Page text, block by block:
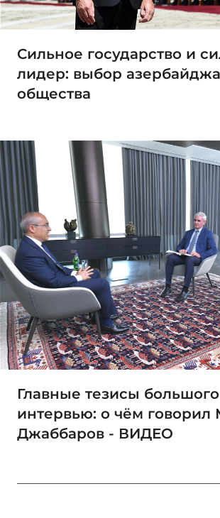
Сильное государство и
лидер: выбор
общества
Главные тезисы большого
интервью: о чём говорил
Джаббаров - ВИДЕО